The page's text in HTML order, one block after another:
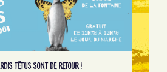
TÊTUS SONT DE RETOUR !